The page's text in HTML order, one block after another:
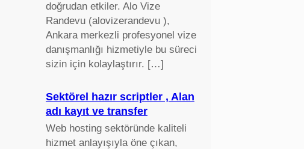
doğrudan etkiler. Alo Vize
Randevu (alovizerandevu ),
Ankara merkezli profesyonel vize
danışmanlığı hizmetiyle bu süreci
sizin için kolaylaştırır. […]
Sektörel hazır scriptler , Alan
adı kayıt ve transfer
Web hosting sektöründe kaliteli
hizmet anlayışıyla öne çıkan,